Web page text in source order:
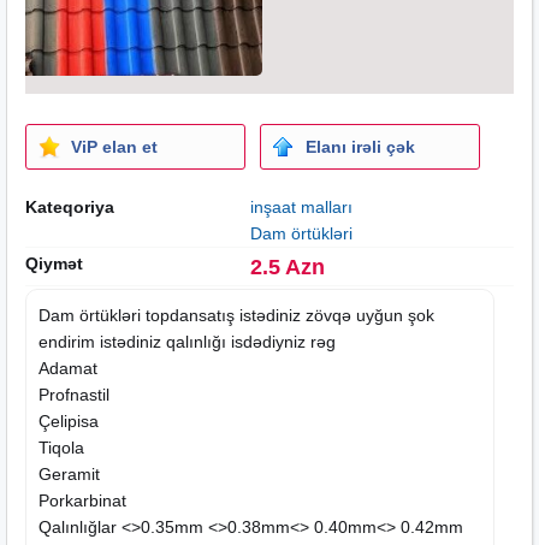
ViP elan et Elanı irəli çək
Kateqoriya
inşaat malları
Dam örtükləri
Qiymət
2.5 Azn
Dam örtükləri topdansatış istədiniz zövqə uyğun şok
endirim istədiniz qalınlığı isdədiyniz rəg
Adamat
Profnastil
Çelipisa
Tiqola
Geramit
Porkarbinat
Qalınlığlar <>0.35mm <>0.38mm<> 0.40mm<> 0.42mm